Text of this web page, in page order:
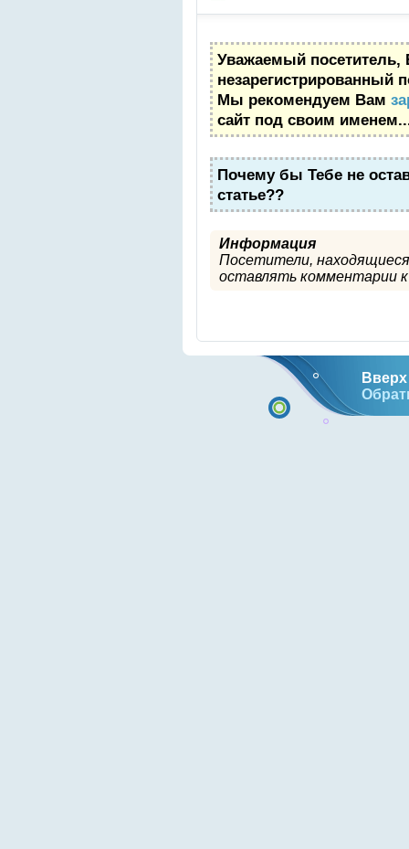
Уважаемый посетитель,
незарегистрированный
Мы рекомендуем Вам
сайт под своим
Почему бы Тебе не
статье??
Информация
Посетители,
оставлять комментарии к
Вверх